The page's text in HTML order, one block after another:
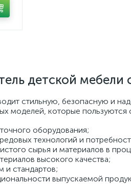
детской
стильную, безопасную и
моделей, которые пользуются
оборудования;
технологий и
сырья и материалов в
высокого качества;
стандартов;
выпускаемой